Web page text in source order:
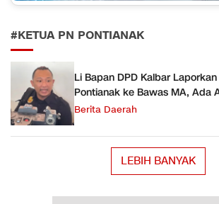
#KETUA PN PONTIANAK
Li Bapan DPD Kalbar
Pontianak ke Bawas MA, Ada
Berita Daerah
LEBIH BANYAK